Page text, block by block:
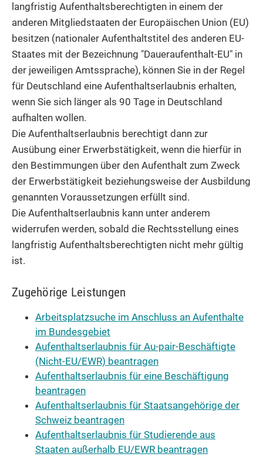
langfristig Aufenthaltsberechtigten in einem der
anderen Mitgliedstaaten der Europäischen Union (EU)
besitzen (nationaler Aufenthaltstitel des anderen EU-
Staates mit der Bezeichnung "Daueraufenthalt-EU" in
der jeweiligen Amtssprache), können Sie in der Regel
für Deutschland eine Aufenthaltserlaubnis erhalten,
wenn Sie sich länger als 90 Tage in Deutschland
aufhalten wollen.
Die Aufenthaltserlaubnis berechtigt dann zur
Ausübung einer Erwerbstätigkeit, wenn die hierfür in
den Bestimmungen über den Aufenthalt zum Zweck
der Erwerbstätigkeit beziehungsweise der Ausbildung
genannten Voraussetzungen erfüllt sind.
Die Aufenthaltserlaubnis kann unter anderem
widerrufen werden, sobald die Rechtsstellung eines
langfristig Aufenthaltsberechtigten nicht mehr gültig
ist.
Zugehörige Leistungen
Arbeitsplatzsuche im Anschluss an Aufenthalte
im Bundesgebiet
Aufenthaltserlaubnis für Au-pair-Beschäftigte
(Nicht-EU/EWR) beantragen
Aufenthaltserlaubnis für eine Beschäftigung
beantragen
Aufenthaltserlaubnis für Staatsangehörige der
Schweiz beantragen
Aufenthaltserlaubnis für Studierende aus
Staaten außerhalb EU/EWR beantragen